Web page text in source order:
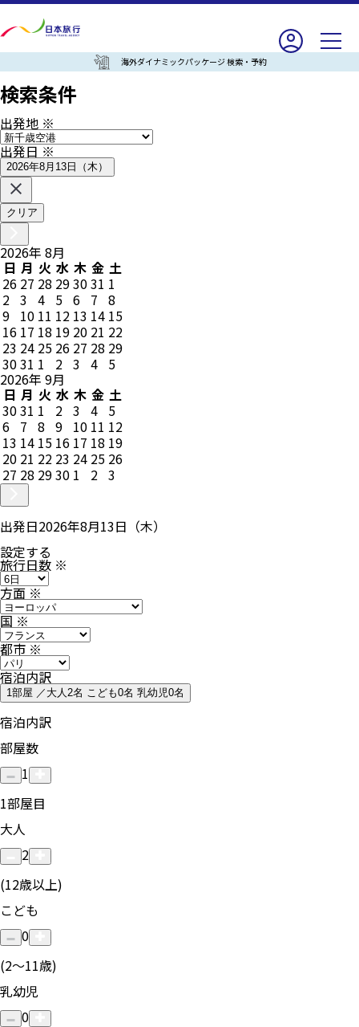
海外ダイナミックパッケージ 検索・予約
検索条件
出発地 ※
出発日※
2026年8月13日（木）
クリア
2026年 8月
日 月 火 水 木 金 土
26 27 28 293031 1
2 3 4 5 6 7 8
9 10 11 12 13 14 15
16 17 18 19 20 21 22
23 24 25 26 27 28 29
3031 1 2 3 4 5
2026年 9月
日 月 火 水 木 金 土
3031 1 2 3 4 5
6 7 8 9 10 11 12
13 14 15 16 17 18 19
20 21 22 23 24 25 26
27 28 2930 1 2 3
出発日2026年8月13日（木）
設定する
旅行日数 ※
方面※
国※
都市※
宿泊内訳
1部屋 ／大人2名 こども0名 乳幼児0名
宿泊内訳
部屋数
1
1部屋目
大人
2
(12歳以上)
こども
0
(2〜11歳)
乳幼児
0